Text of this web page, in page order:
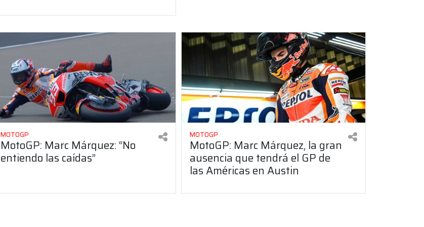
MOTOGP
MotoGP: Marc Márquez: “No
entiendo las caídas”
MOTOGP
MotoGP: Marc Márquez, la gran
ausencia que tendrá el GP de
las Américas en Austin